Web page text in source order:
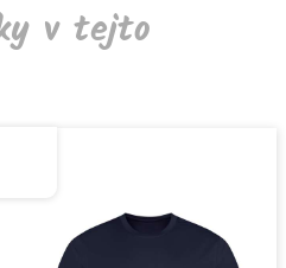
v tejto